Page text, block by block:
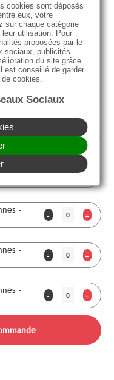
semaine
-
- +
-
-
-
- +
-
- +
-
- +
cookies sont déposés
eux, votre
sur chaque catégorie
utilisation. Pour
proposées par le
sociaux, publicités
du site grâce
est conseillé de garder
cookies.
Sociaux